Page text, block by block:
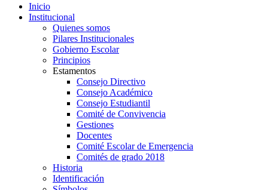
Inicio
Institucional
Quienes somos
Pilares Institucionales
Gobierno Escolar
Principios
Estamentos
Consejo Directivo
Consejo Académico
Consejo Estudiantil
Comité de Convivencia
Gestiones
Docentes
Comité Escolar de Emergencia
Comités de grado 2018
Historia
Identificación